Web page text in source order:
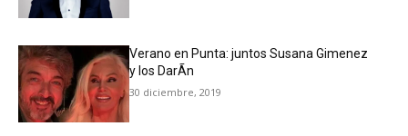
Verano en Punta: juntos Susana Gimenez
y los DarÃ­n
30 diciembre, 2019